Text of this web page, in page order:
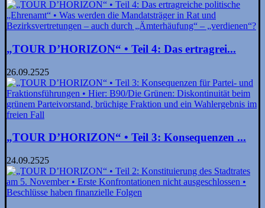
„TOUR D’HORIZON“ • Teil 4: Das ertragrei...
26.09.2525
„TOUR D’HORIZON“ • Teil 3: Konsequenzen ...
24.09.2525